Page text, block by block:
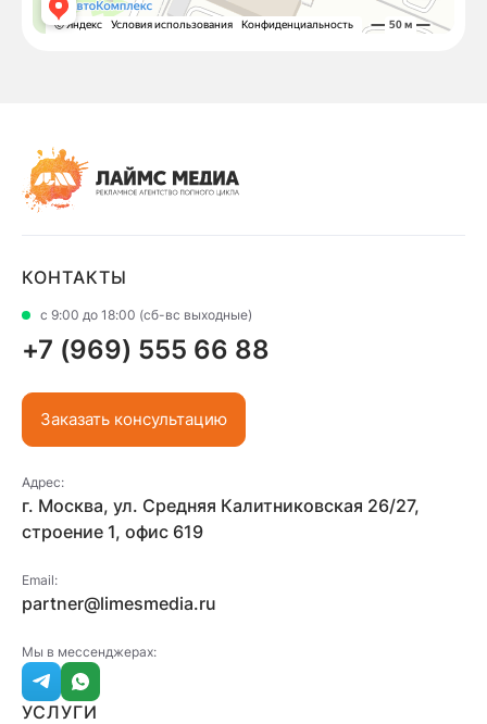
КОНТАКТЫ
с 9:00 до 18:00 (сб-вс выходные)
+7 (969) 555 66 88
Заказать консультацию
Адрес:
г. Москва, ул. Средняя Калитниковская 26/27,
строение 1, офис 619
Email:
partner@limesmedia.ru
Мы в мессенджерах:
УСЛУГИ